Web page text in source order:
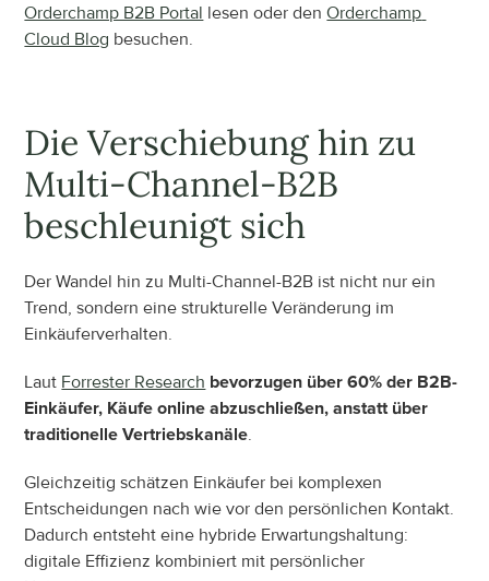
Orderchamp B2B Portal lesen oder den Orderchamp
Cloud Blog besuchen.
Die Verschiebung hin zu
Multi-Channel-B2B
beschleunigt sich
Der Wandel hin zu Multi-Channel-B2B ist nicht nur ein
Trend, sondern eine strukturelle Veränderung im
Einkäuferverhalten.
Laut Forrester Research bevorzugen über 60% der B2B-
Einkäufer, Käufe online abzuschließen, anstatt über
traditionelle Vertriebskanäle.
Gleichzeitig schätzen Einkäufer bei komplexen
Entscheidungen nach wie vor den persönlichen Kontakt.
Dadurch entsteht eine hybride Erwartungshaltung:
digitale Effizienz kombiniert mit persönlicher